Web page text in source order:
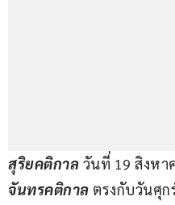
สุริยคติกาล วันที่ 19 สิงหา
จันทรคติกาล ตรงกับวันศุก